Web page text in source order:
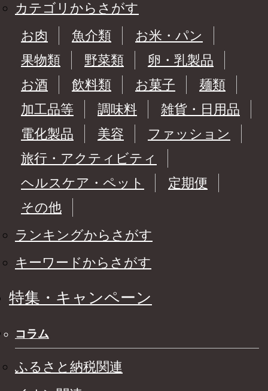
カテゴリからさがす
お肉
魚介類
お米・パン
果物類
野菜類
卵・乳製品
お酒
飲料類 お菓子
麺類
加工品等
調味料
雑貨・日用品
電化製品
美容
ファッション
旅行・アクティビティ
ヘルスケア・ペット
定期便
その他
ランキングからさがす
キーワードからさがす
特集・キャンペーン
コラム
ふるさと納税関連